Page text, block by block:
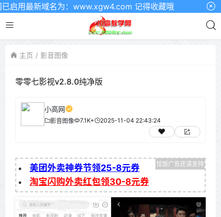
用最新域名为：www.xgw4.com 记得收藏哦
主页 影音图像
零零七影视v2.8.0纯净版
小高网
影音图像 7.1K+ 2025-11-04 22:43:24
美团外卖神券节领25-8元券
淘宝闪购外卖红包领30-8元券